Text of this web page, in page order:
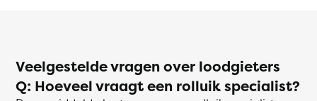
Veelgestelde vragen over loodgieters
Q: Hoeveel vraagt een rolluik specialist?